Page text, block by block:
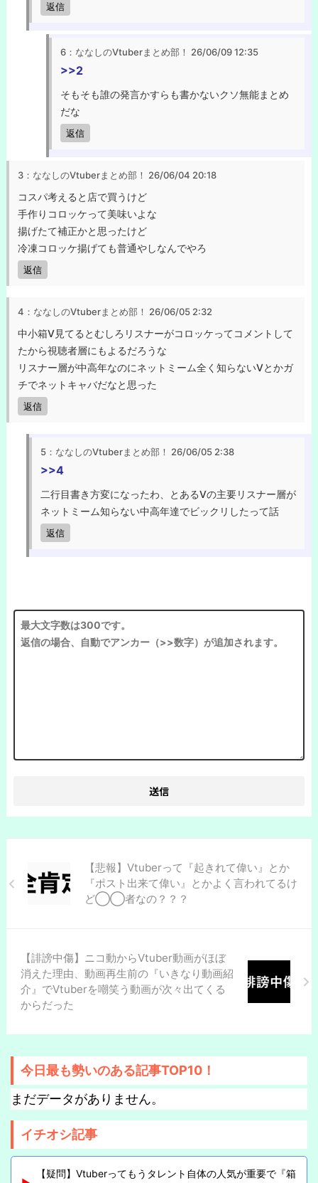
返信
6：ななしのVtuberまとめ部！ 26/06/09 12:35
>>2
そもそも誰の発言かすらも書かないクソ無能まとめ
だな
返信
3：ななしのVtuberまとめ部！ 26/06/04 20:18
コスパ考えると店で買うけど
手作りコロッケって美味いよな
揚げたて補正かと思ったけど
冷凍コロッケ揚げても普通やしなんでやろ
返信
4：ななしのVtuberまとめ部！ 26/06/05 2:32
中小箱V見てるとむしろリスナーがコロッケってコメントして
たから視聴者層にもよるだろうな
リスナー層が中高年なのにネットミーム全く知らないVとかガ
チでネットキャバだなと思った
返信
5：ななしのVtuberまとめ部！ 26/06/05 2:38
>>4
二行目書き方変になったわ、とあるVの主要リスナー層が
ネットミーム知らない中高年達でビックリしたって話
返信
【悲報】Vtuberって『起きれて偉い』とか
『ポスト出来て偉い』とかよく言われてるけ
ど◯◯者なの？？？
【誹謗中傷】ニコ動からVtuber動画がほぼ
消えた理由、動画再生前の『いきなり動画紹
介』でVtuberを嘲笑う動画が次々出てくる
からだった
今日最も勢いのある記事TOP10！
まだデータがありません。
イチオシ記事
【疑問】Vtuberってもうタレント自体の人気が重要で『箱